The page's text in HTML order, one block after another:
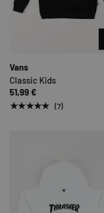
Vans
Classic Kids
51,99 €
★★★★★ (7)